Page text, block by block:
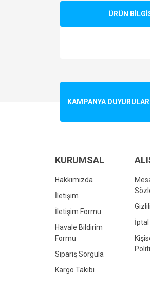
ÜRÜN
Ürün resmi kalitesiz,
Bu ürüne benzer
KAMPANYA
KURUMSAL
Hakkımızda
İletişim
İletişim Formu
Havale Bildirim
Formu
Sipariş Sorgula
Kargo Takibi
İptal